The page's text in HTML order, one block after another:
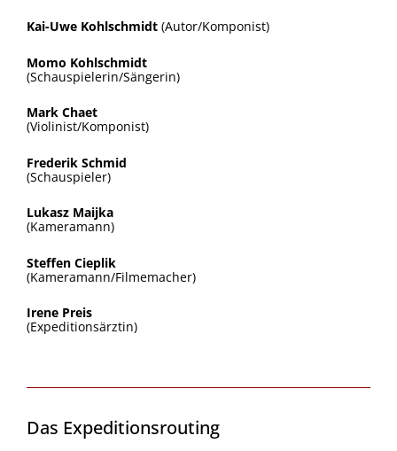
Kai-Uwe Kohlschmidt (Autor/Komponist)
Momo Kohlschmidt
(Schauspielerin/Sängerin)
Mark Chaet
(Violinist/Komponist)
Frederik Schmid
(Schauspieler)
Lukasz Maijka
(Kameramann)
Steffen Cieplik
(Kameramann/Filmemacher)
Irene Preis
(Expeditionsärztin)
Das Expeditionsrouting